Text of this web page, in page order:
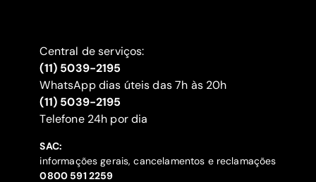
Central de serviços:
(11) 5039-2195
WhatsApp dias úteis das 7h às 20h
(11) 5039-2195
‍Telefone 24h por dia
SAC:
informações gerais, cancelamentos e reclamações
‍0800 591 2259